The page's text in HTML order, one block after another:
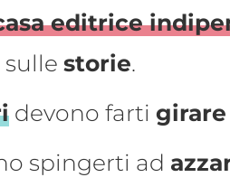
editrice
sullestorie.
devono farti
spingerti ad